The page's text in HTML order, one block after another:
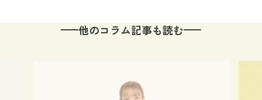
他のコラム記事も読む